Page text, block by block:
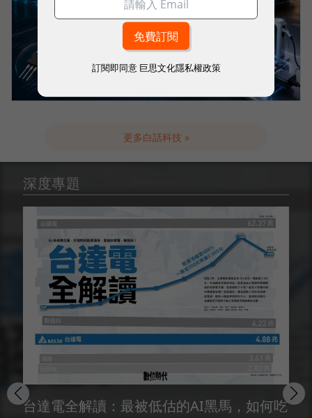
更多白話科技 »
深度專題
台達電全解讀：最被低估的AI黑馬，如何吃
訂閱即同意 巨思文化隱私權政策